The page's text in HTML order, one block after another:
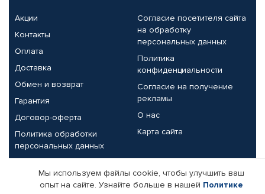
Акции
Контакты
Оплата
Доставка
Обмен и возврат
Гарантия
Договор-оферта
Политика обработки
персональных данных
Согласие посетителя сайта
на обработку
персональных данных
Политика
конфиденциальности
Согласие на получение
рекламы
О нас
Карта сайта
Партнерам
Мы используем файлы cookie, чтобы улучшить ваш
опыт на сайте. Узнайте больше в нашей Политике